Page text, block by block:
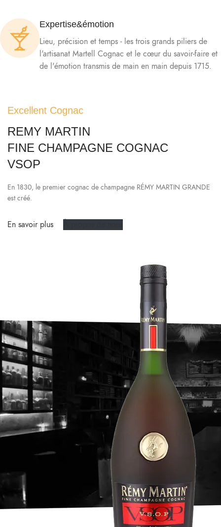
Expertise&émotion
Lieu, précision et temps - les trois grands piliers de
l'artisanat Martell Cognac et le cœur du savoir-faire et
de l'émotion transmis de main en main depuis 1715.
Excellent Cognac
REMY MARTIN
FINE CHAMPAGNE COGNAC
VSOP
En 1830, le premier cognac de champagne RÉMY MARTIN GRANDE
est créé.
En savoir plus